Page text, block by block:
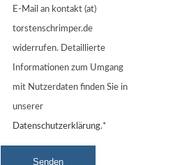
E-Mail an kontakt (at)
torstenschrimper.de
widerrufen. Detaillierte
Informationen zum Umgang
mit Nutzerdaten finden Sie in
unserer
Datenschutzerklärung.*